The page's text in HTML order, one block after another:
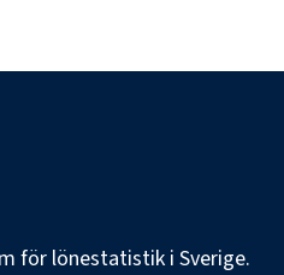
för lönestatistik i Sverige.